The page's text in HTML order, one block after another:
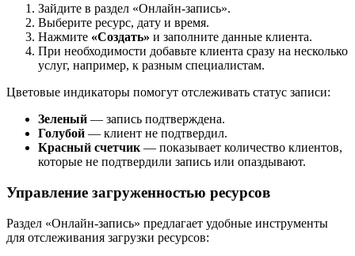
Зайдите в раздел «Онлайн-запись».
Выберите ресурс, дату и время.
Нажмите «Создать» и заполните данные клиента.
При необходимости добавьте клиента сразу на несколько
услуг, например, к разным специалистам.
Цветовые индикаторы помогут отслеживать статус записи:
Зеленый — запись подтверждена.
Голубой — клиент не подтвердил.
Красный счетчик — показывает количество клиентов,
которые не подтвердили запись или опаздывают.
Управление загруженностью ресурсов
Раздел «Онлайн-запись» предлагает удобные инструменты
для отслеживания загрузки ресурсов: